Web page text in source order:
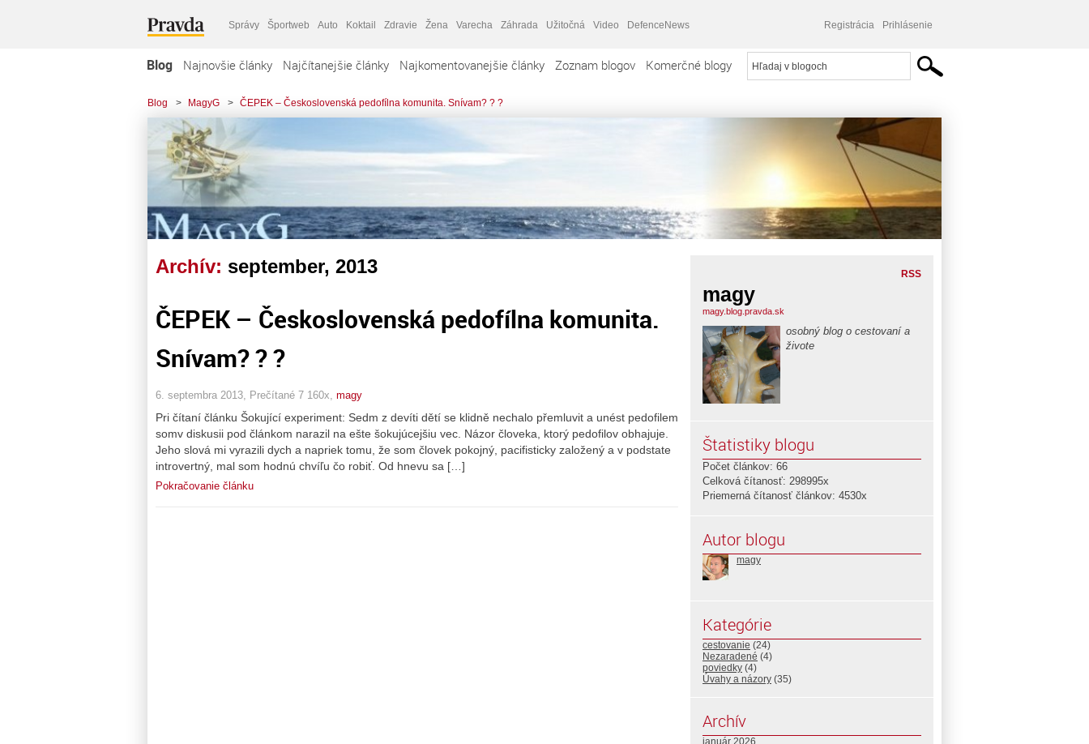
Správy Športweb Auto Koktail Zdravie Žena Varecha Záhrada Užitočná Video DefenceNews Registrácia Prihlásenie
Blog Najnovšie články Najčítanejšie články Najkomentovanejšie články Zoznam blogov Komerčné blogy
Blog > MagyG > ČEPEK – Československá pedofílna komunita. Snívam? ? ?
Archív: september, 2013
ČEPEK – Československá pedofílna komunita.
Snívam? ? ?
6. septembra 2013, Prečítané 7 160x, magy
Pri čítaní článku Šokující experiment: Sedm z devíti dětí se klidně nechalo přemluvit a unést pedofilem
somv diskusii pod článkom narazil na ešte šokujúcejšiu vec. Názor človeka, ktorý pedofilov obhajuje.
Jeho slová mi vyrazili dych a napriek tomu, že som človek pokojný, pacifisticky založený a v podstate
introvertný, mal som hodnú chvíľu čo robiť. Od hnevu sa […]
Pokračovanie článku
RSS
magy
magy.blog.pravda.sk
osobný blog o cestovaní a
živote
Štatistiky blogu
Počet článkov: 66
Celková čítanosť: 298995x
Priemerná čítanosť článkov: 4530x
Autor blogu
magy
Kategórie
cestovanie (24)
Nezaradené (4)
poviedky (4)
Úvahy a názory (35)
Archív
január 2026